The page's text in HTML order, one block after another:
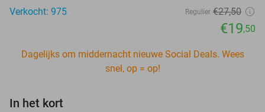
Verkocht: 975
Regulier €27,50
€19,50
Dagelijks om middernacht nieuwe Social Deals. Wees
snel, op = op!
In het kort